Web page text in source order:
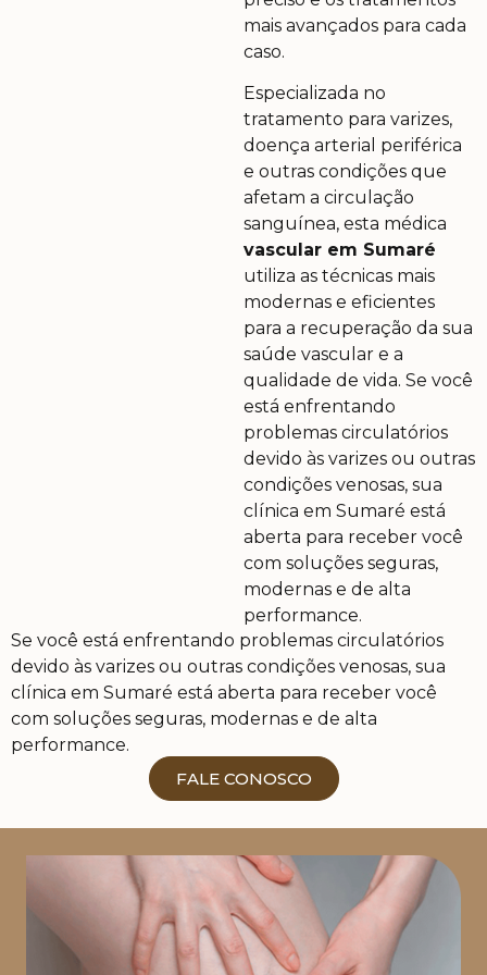
mais avançados para cada
caso.
Especializada no
tratamento para varizes,
doença arterial periférica
e outras condições que
afetam a circulação
sanguínea, esta médica
vascular em Sumaré
utiliza as técnicas mais
modernas e eficientes
para a recuperação da sua
saúde vascular e a
qualidade de vida. Se você
está enfrentando
problemas circulatórios
devido às varizes ou outras
condições venosas, sua
clínica em Sumaré está
aberta para receber você
com soluções seguras,
modernas e de alta
performance.
Trabalho incansavelmente para garantir que meus
pacientes se sintam acolhidos e encontrem o bem-
estar e a qualidade de vida que merecem. Para isso,
permaneço em contínuo aprimoramento técnico,
aliando minhas habilidades, experiência e
conhecimento às mais modernas tecnologias,
oferecendo a cada paciente os melhores resultados.
Se você está enfrentando problemas circulatórios
devido às varizes ou outras condições venosas, sua
clínica em Sumaré está aberta para receber você
com soluções seguras, modernas e de alta
performance.
FALE CONOSCO